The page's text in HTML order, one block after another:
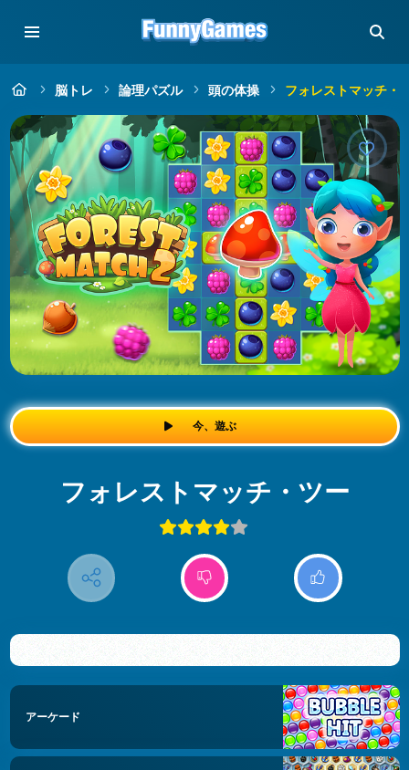
脳トレ 論理パズル 頭の体操 フォレストマッチ・
今、遊ぶ
フォレストマッチ・ツー
アーケード